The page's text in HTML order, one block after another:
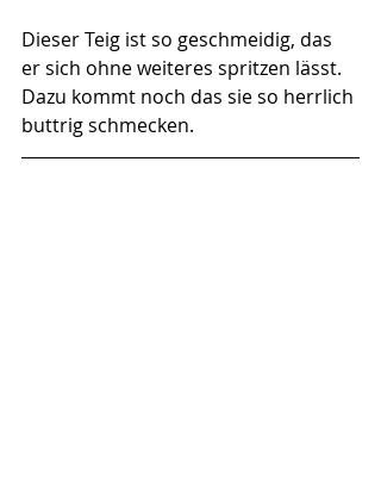
Dieser Teig ist so geschmeidig, das
er sich ohne weiteres spritzen lässt.
Dazu kommt noch das sie so herrlich
buttrig schmecken.